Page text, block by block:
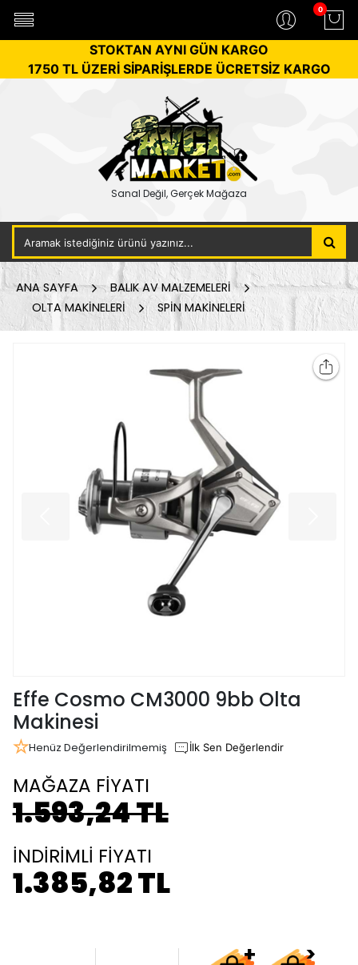
0
STOKTAN AYNI GÜN KARGO
1750 TL ÜZERİ SİPARİŞLERDE ÜCRETSİZ KARGO
Sanal Değil, Gerçek Mağaza
ANA SAYFA
BALIK AV MALZEMELERİ
OLTA MAKİNELERİ
SPİN MAKİNELERİ
Effe Cosmo CM3000 9bb Olta
Makinesi
Henüz Değerlendirilmemiş İlk Sen Değerlendir
MAĞAZA FİYATI
1.593,24 TL
İNDİRİMLİ FİYATI
1.385,82 TL